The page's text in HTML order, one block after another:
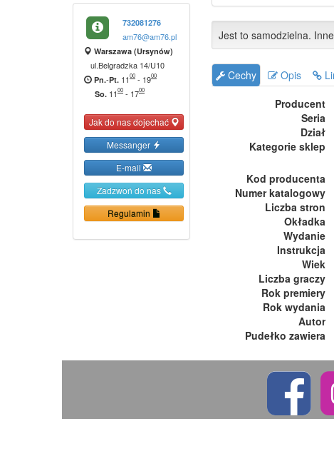
732081276
am76@am76.pl
Warszawa (Ursynów)
ul.Belgradzka 14/U10
Pn.-Pt. 1100 - 1900
So. 1100 - 1700
Jak do nas dojechać
Messanger
E-mail
Zadzwoń do nas
Regulamin
Jest to samodzielna.
Cechy Opis
Producent
Seria
Dział
Kategorie sklep
Kod producenta
Numer katalogowy
Liczba stron
Okładka
Wydanie
Instrukcja
Wiek
Liczba graczy
Rok premiery
Rok wydania
Autor
Pudełko zawiera